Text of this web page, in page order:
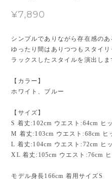
¥7,890
シンプルでありながら存在感の
ゆったり間はありつつもスタイ
ラックスしたスタイルを演出しま
【カラー】
ホワイト、ブルー
【サイズ】
S 着丈:102cm ウエスト:64cm ヒ
M 着丈:103cm ウエスト:68cm ヒ
L 着丈:104cm ウエスト:72cm ヒ
XL 着丈:105cm ウエスト:76cm
モデル身長166cm 着用サイズS